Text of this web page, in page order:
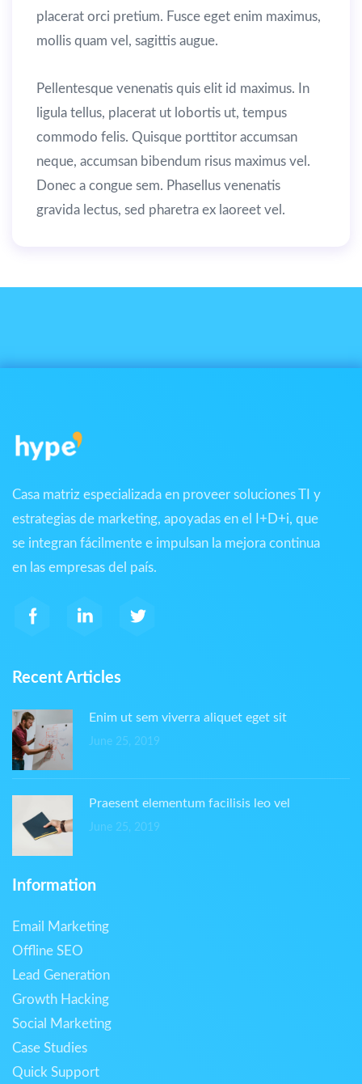
placerat orci pretium. Fusce eget enim maximus,
mollis quam vel, sagittis augue.
Pellentesque venenatis quis elit id maximus. In
ligula tellus, placerat ut lobortis ut, tempus
commodo felis. Quisque porttitor accumsan
neque, accumsan bibendum risus maximus vel.
Donec a congue sem. Phasellus venenatis
gravida lectus, sed pharetra ex laoreet vel.
Casa matriz especializada en proveer soluciones TI y
estrategias de marketing, apoyadas en el I+D+i, que
se integran fácilmente e impulsan la mejora continua
en las empresas del país.
Recent Articles
Enim ut sem viverra aliquet eget sit
June 25, 2019
Praesent elementum facilisis leo vel
June 25, 2019
Information
Email Marketing
Offline SEO
Lead Generation
Growth Hacking
Social Marketing
Case Studies
Quick Support